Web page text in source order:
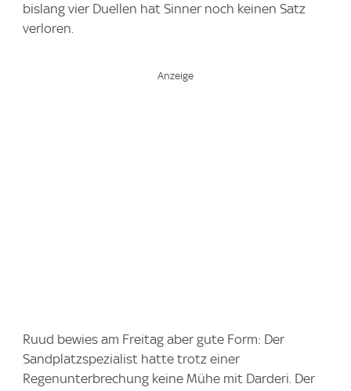
bislang vier Duellen hat Sinner noch keinen Satz
verloren.
Ruud bewies am Freitag aber gute Form: Der
Sandplatzspezialist hatte trotz einer
Regenunterbrechung keine Mühe mit Darderi. Der